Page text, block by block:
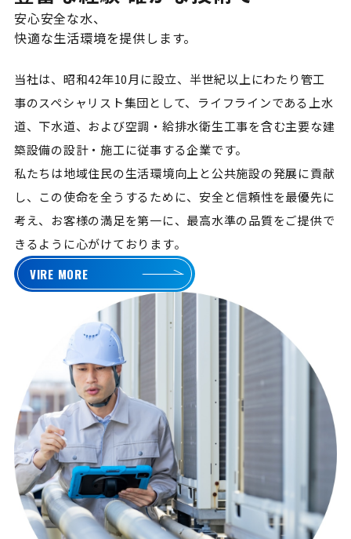
安心安全な水、
快適な生活環境を提供します。
当社は、昭和42年10月に設立、半世紀以上にわたり管工
事のスペシャリスト集団として、ライフラインである上水
道、下水道、および空調・給排水衛生工事を含む主要な建
築設備の設計・施工に従事する企業です。
私たちは地域住民の生活環境向上と公共施設の発展に貢献
し、この使命を全うするために、安全と信頼性を最優先に
考え、お客様の満足を第一に、最高水準の品質をご提供で
きるように心がけております。
VIRE MORE